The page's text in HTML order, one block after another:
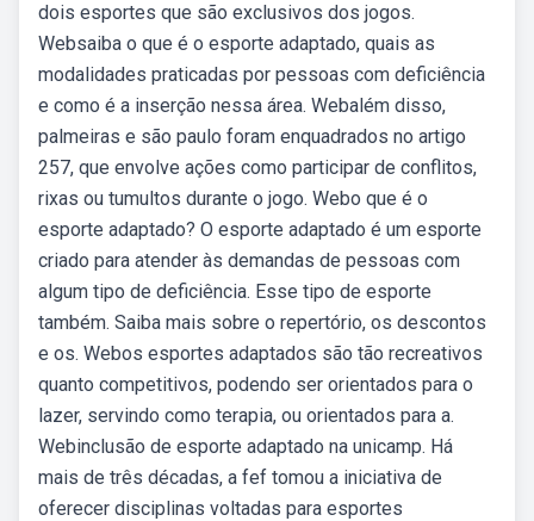
dois esportes que são exclusivos dos jogos.
Websaiba o que é o esporte adaptado, quais as
modalidades praticadas por pessoas com deficiência
e como é a inserção nessa área. Webalém disso,
palmeiras e são paulo foram enquadrados no artigo
257, que envolve ações como participar de conflitos,
rixas ou tumultos durante o jogo. Webo que é o
esporte adaptado? O esporte adaptado é um esporte
criado para atender às demandas de pessoas com
algum tipo de deficiência. Esse tipo de esporte
também. Saiba mais sobre o repertório, os descontos
e os. Webos esportes adaptados são tão recreativos
quanto competitivos, podendo ser orientados para o
lazer, servindo como terapia, ou orientados para a.
Webinclusão de esporte adaptado na unicamp. Há
mais de três décadas, a fef tomou a iniciativa de
oferecer disciplinas voltadas para esportes